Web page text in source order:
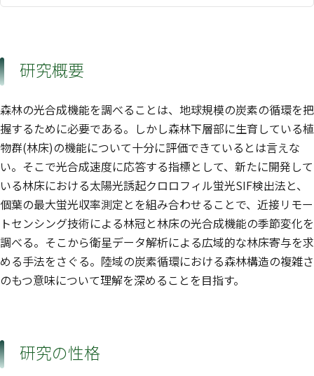
研究概要
森林の光合成機能を調べることは、地球規模の炭素の循環を把
握するために必要である。しかし森林下層部に生育している植
物群(林床)の機能について十分に評価できているとは言えな
い。そこで光合成速度に応答する指標として、新たに開発して
いる林床における太陽光誘起クロロフィル蛍光SIF検出法と、
個葉の最大蛍光収率測定とを組み合わせることで、近接リモー
トセンシング技術による林冠と林床の光合成機能の季節変化を
調べる。そこから衛星データ解析による広域的な林床寄与を求
める手法をさぐる。陸域の炭素循環における森林構造の複雑さ
のもつ意味について理解を深めることを目指す。
研究の性格